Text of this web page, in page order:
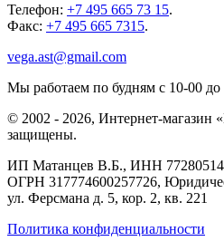
Телефон: +7 495 665 73 15.
Факс: +7 495 665 7315.
vega.ast@gmail.com
Мы работаем по будням с 10-00 до
© 2002 - 2026, Интернет-магазин
защищены.
ИП Матанцев В.Б., ИНН
ОГРН 317774600257726,
ул. Ферсмана д. 5, кор. 2, кв. 221
Политика конфиденциальности